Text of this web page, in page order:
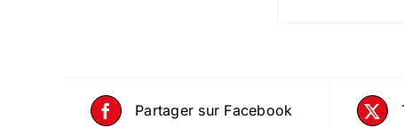
Partager sur Facebook